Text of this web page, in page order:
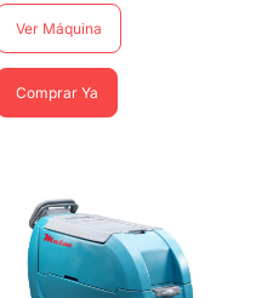
Ver Máquina
Comprar Ya